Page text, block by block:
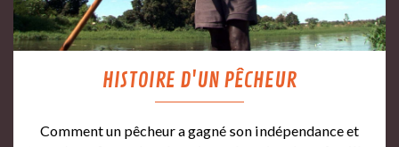
HISTOIRE D'UN PÊCHEUR
Comment un pêcheur a gagné son indépendance et